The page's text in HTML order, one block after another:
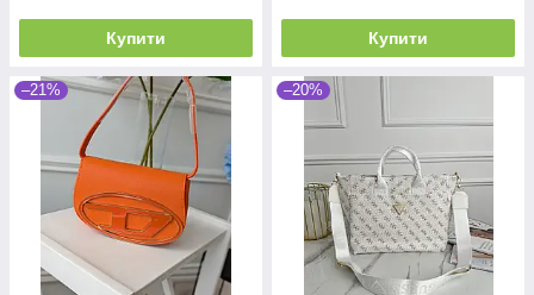
Купити Купити
–21% –20%